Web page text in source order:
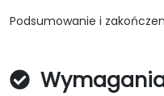
Podsumowanie i